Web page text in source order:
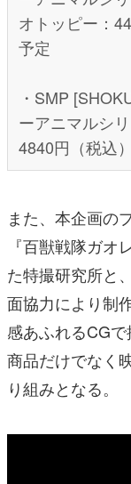
・SMP
ーアニマルシ
また、本企画の
た特撮研究所と
面協力により制
感あふれるCG
商品だけでなく
り組みとなる。